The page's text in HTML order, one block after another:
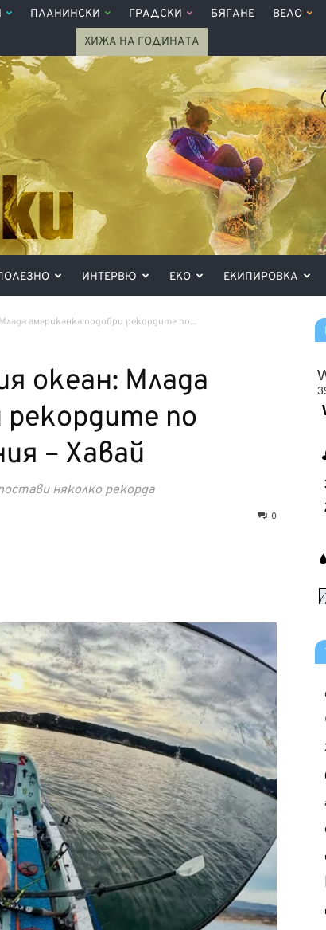
ПЛАНИНСКИ ГРАДСКИ БЯГАНЕ ВЕЛО
ХИЖА НА ГОДИНАТА
ИНТЕРВЮ ЕКО ЕКИПИРОВКА
американка подобри рекордите по...
океан: Млада
рекордите по
– Хавай
няколко рекорда
0